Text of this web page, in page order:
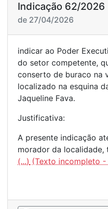
Indicação 62/2026
de 27/04/2026
indicar ao Poder
do setor competente,
conserto de buraco na
localizado na esquina
Jaqueline Fava.
Justificativa:
A presente indicação
morador da localidade,
(...)